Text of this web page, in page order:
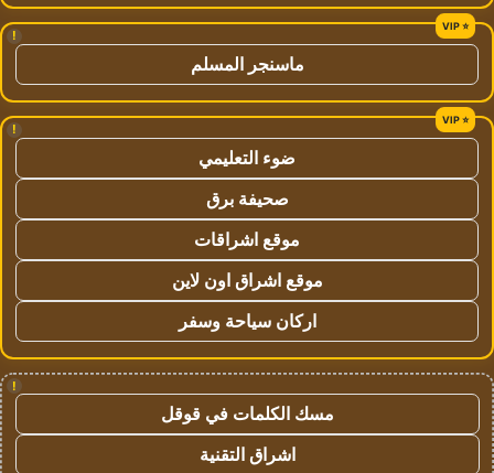
!
ماسنجر المسلم
!
ضوء التعليمي
صحيفة برق
موقع اشراقات
موقع اشراق اون لاين
اركان سياحة وسفر
!
مسك الكلمات في قوقل
اشراق التقنية